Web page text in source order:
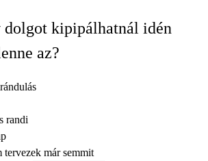
dolgot kipipálhatnál idén
az?
randi
tervezek már semmit